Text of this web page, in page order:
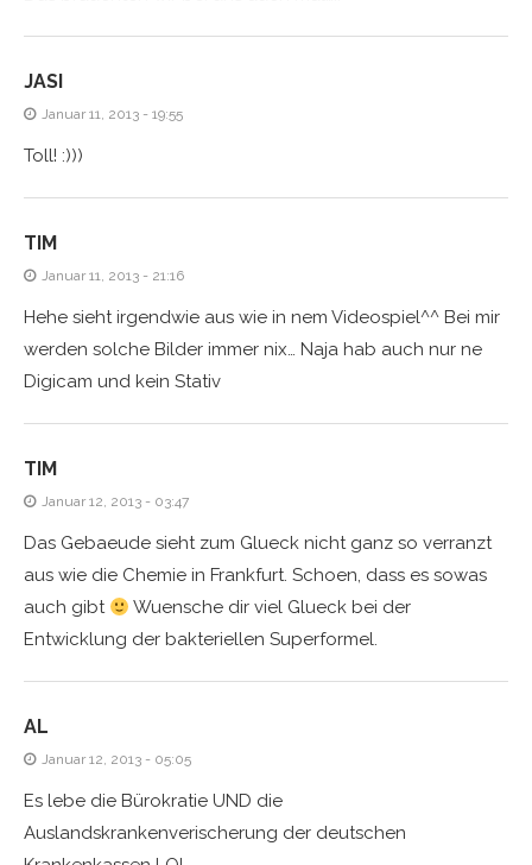
JASI
Januar 11, 2013 - 19:55
Toll! :)))
TIM
Januar 11, 2013 - 21:16
Hehe sieht irgendwie aus wie in nem Videospiel^^ Bei mir
werden solche Bilder immer nix… Naja hab auch nur ne
Digicam und kein Stativ
TIM
Januar 12, 2013 - 03:47
Das Gebaeude sieht zum Glueck nicht ganz so verranzt
aus wie die Chemie in Frankfurt. Schoen, dass es sowas
auch gibt
Wuensche dir viel Glueck bei der
Entwicklung der bakteriellen Superformel.
AL
Januar 12, 2013 - 05:05
Es lebe die Bürokratie UND die
Auslandskrankenverischerung der deutschen